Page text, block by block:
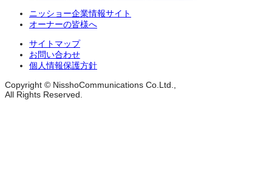
ニッショー企業情報サイト
オーナーの皆様へ
サイトマップ
お問い合わせ
個人情報保護方針
Copyright © NisshoCommunications Co.Ltd.,
All Rights Reserved.